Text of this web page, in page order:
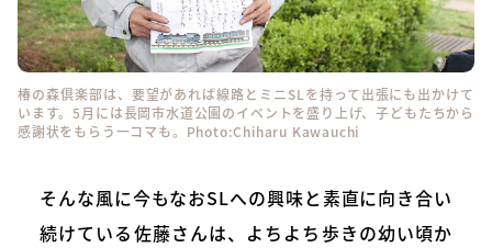
椿の森倶楽部は、要望があれば線路とミニSLを持って出張にも出かけて
います。5月には長岡市水道公園のイベントを盛り上げ、子どもたちから
感謝状をもらう一コマも。Photo:Chiharu Kawauchi
そんな風に今もなおSLへの興味と素直に向き合い
続けている佐藤さんは、よちよち歩きの幼い頃か